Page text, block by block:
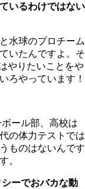
いるわけではない
水球のプロチーム
いたんですよ。そ
やりたいことをや
ろやっています！
ール部、高校は
の体力テストでは
ものはないんです
。
ーでおバカな動